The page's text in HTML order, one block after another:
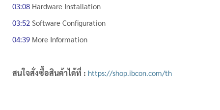
03:08 Hardware Installation
03:52 Software Configuration
04:39 More Information
สนใจสั่งซื้อสินค้าได้ที่ : https://shop.ibcon.com/th